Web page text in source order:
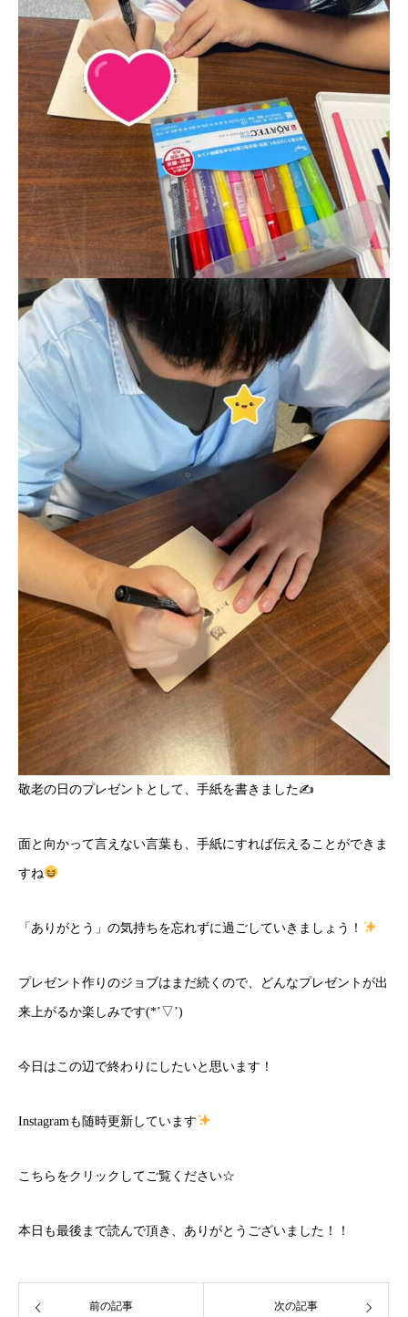
敬老の日のプレゼントとして、手紙を書きました✍
面と向かって言えない言葉も、手紙にすれば伝えることができま
すね
「ありがとう」の気持ちを忘れずに過ごしていきましょう！
プレゼント作りのジョブはまだ続くので、どんなプレゼントが出
来上がるか楽しみです(*’▽’)
今日はこの辺で終わりにしたいと思います！
Instagramも随時更新しています
こちら をクリックしてご覧ください☆
本日も最後まで読んで頂き、ありがとうございました！！
前の記事 次の記事